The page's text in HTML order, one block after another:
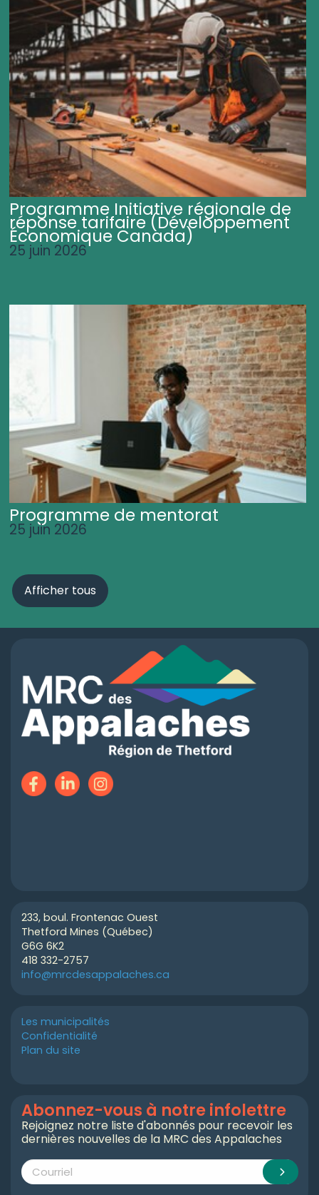
Programme Initiative régionale de
réponse tarifaire (Développement
Économique Canada)
25 juin 2026
Programme de mentorat
25 juin 2026
Afficher tous
233, boul. Frontenac Ouest
Thetford Mines (Québec)
G6G 6K2
418 332-2757
info@mrcdesappalaches.ca
Les municipalités
Confidentialité
Plan du site
Abonnez-vous à notre infolettre
Rejoignez notre liste d'abonnés pour recevoir les
dernières nouvelles de la MRC des Appalaches